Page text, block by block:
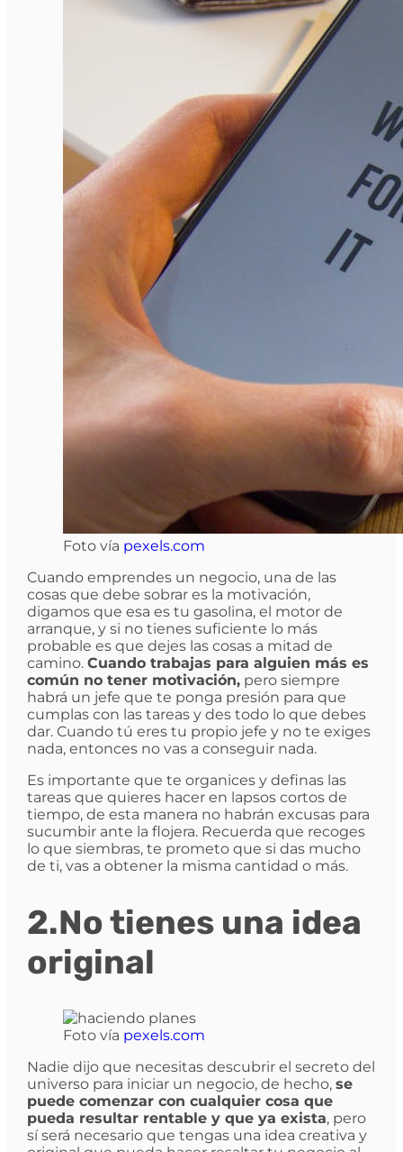
Foto vía pexels.com
Cuando emprendes un negocio, una de las
cosas que debe sobrar es la motivación,
digamos que esa es tu gasolina, el motor de
arranque, y si no tienes suficiente lo más
probable es que dejes las cosas a mitad de
camino. Cuando trabajas para alguien más es
común no tener motivación,pero siempre
habrá un jefe que te ponga presión para que
cumplas con las tareas y des todo lo que debes
dar. Cuando tú eres tu propio jefe y no te exiges
nada, entonces no vas a conseguir nada.
Es importante que te organices y definas las
tareas que quieres hacer en lapsos cortos de
tiempo, de esta manera no habrán excusas para
sucumbir ante la flojera. Recuerda que recoges
lo que siembras, te prometo que si das mucho
de ti, vas a obtener la misma cantidad o más.
2.No tienes una idea
original
Foto vía pexels.com
Nadie dijo que necesitas descubrir el secreto del
universo para iniciar un negocio, de hecho, se
puede comenzar con cualquier cosa que
pueda resultar rentable y que ya exista, pero
sí será necesario que tengas una idea creativa y